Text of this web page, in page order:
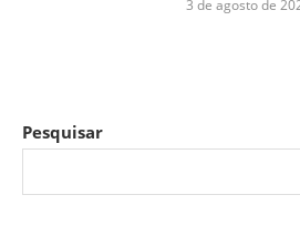
3 de agosto de
Pesquisar